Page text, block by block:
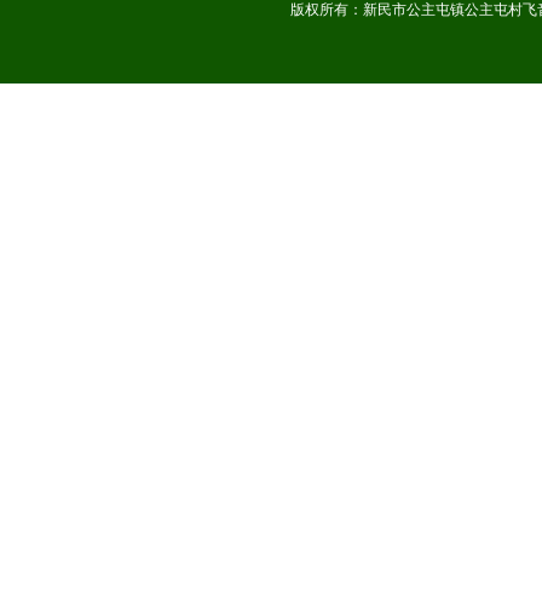
版权所有：新民市公主屯镇公主屯村